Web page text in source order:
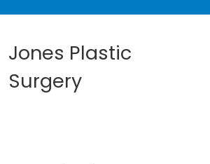
Jones Plastic
Surgery